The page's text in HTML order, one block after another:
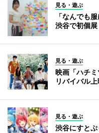
見る・遊ぶ
「なんでも
渋谷で初個展
見る・遊ぶ
映画「ハチ
リバイバル
見る・遊ぶ
渋谷にすと